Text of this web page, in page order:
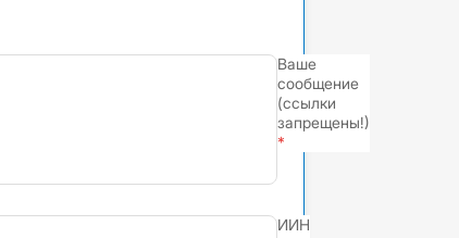
Ваше
сообщение
(ссылки
запрещены!)
ИИН